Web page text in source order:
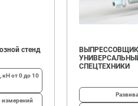
стенд
кНот 0 до 10
измерений
СПЕЦТЕХНИКИ